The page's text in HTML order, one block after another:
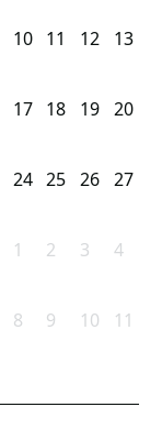
10 11 12 13
17 18 19 20
24 25 26 27
1 2 3 4
8 9 10 11